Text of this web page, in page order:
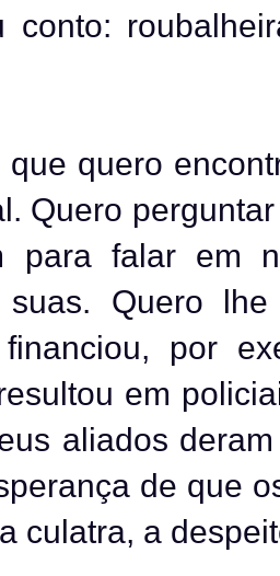
conto:
que quero
Quero
para falar em
suas. Quero
financiou, por
em
aliados
de que
culatra, a